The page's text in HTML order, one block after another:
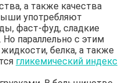
а также качества
употребляют
фаст-фуд, сладкие
параллельно с этим
белка, а также
гликемический индекс